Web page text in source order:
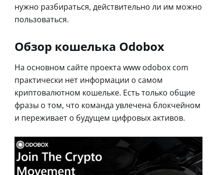
нужно разбираться, действительно ли им можно
пользоваться.
Обзор кошелька Odobox
На основном сайте проекта www odobox com
практически нет информации о самом
криптовалютном кошельке. Есть только общие
фразы о том, что команда увлечена блокчейном
и переживает о будущем цифровых активов.